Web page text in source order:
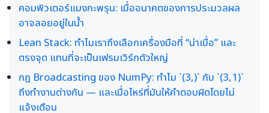
คอมพิวเตอร์แมงกะพรุน: เมื่ออนาคตของการประมวลผล
อาจลอยอยู่ในน้ำ
Lean Stack: ทำไมเราถึงเลือกเครื่องมือที่ “น่าเบื่อ” และ
ตรงจุด แทนที่จะเป็นเฟรมเวิร์กตัวใหญ่
กฎ Broadcasting ของ NumPy: ทำไม `(3,)` กับ `(3,1)`
ถึงทำงานต่างกัน — และเมื่อไหร่ที่มันให้คำตอบผิดโดยไม่
แจ้งเตือน